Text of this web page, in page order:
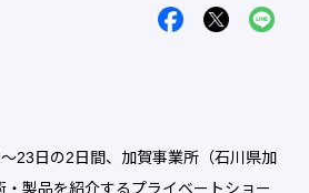
23日の2日間、加賀事業所（石川県加
・製品を紹介するプライベートショー